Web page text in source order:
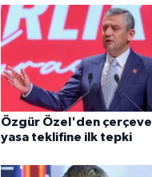
Özgür Özel'den çerçeve
yasa teklifine ilk tepki